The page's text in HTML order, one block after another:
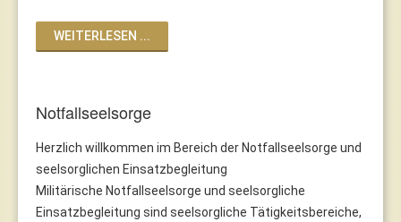
WEITERLESEN ...
Notfallseelsorge
Herzlich willkommen im Bereich der Notfallseelsorge und
seelsorglichen Einsatzbegleitung
Militärische Notfallseelsorge und seelsorgliche
Einsatzbegleitung sind seelsorgliche Tätigkeitsbereiche,